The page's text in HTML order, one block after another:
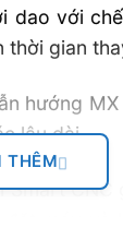
dao với
thời gian
hướng
lâu dài
Smart CNC
THÊM